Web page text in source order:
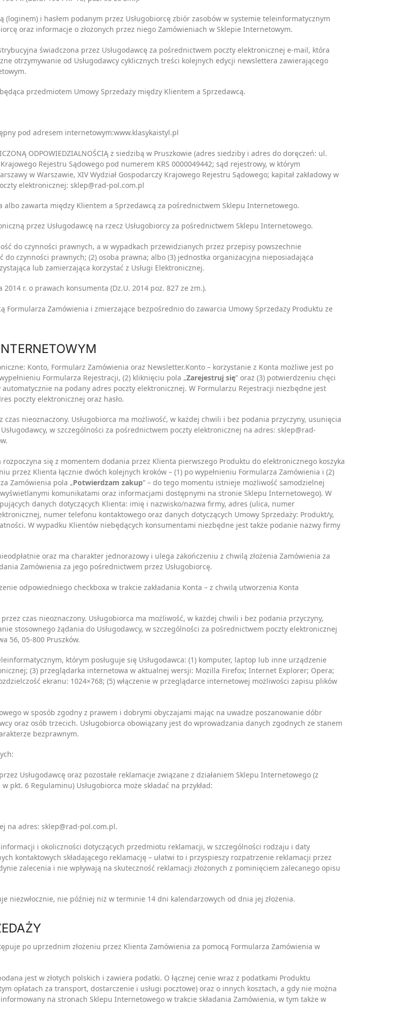
(loginem) i hasłem podanym przez Usługobiorcę zbiór zasobów w systemie teleinformatycznym
oraz informacje o złożonych przez niego Zamówieniach w Sklepie Internetowym.
świadczona przez Usługodawcę za pośrednictwem poczty elektronicznej e-mail, która
otrzymywanie od Usługodawcy cyklicznych treści kolejnych edycji newslettera zawierającego
przedmiotem Umowy Sprzedaży między Klientem a Sprzedawcą.
pod adresem internetowym:www.klasykaistyl.pl
ODPOWIEDZIALNOŚCIĄ z siedzibą w Pruszkowie (adres siedziby i adres do doręczeń: ul.
Rejestru Sądowego pod numerem KRS 0000049442; sąd rejestrowy, w którym
w Warszawie, XIV Wydział Gospodarczy Krajowego Rejestru Sądowego; kapitał zakładowy w
elektronicznej: sklep@rad-pol.com.pl
albo zawarta między Klientem a Sprzedawcą za pośrednictwem Sklepu Internetowego.
przez Usługodawcę na rzecz Usługobiorcy za pośrednictwem Sklepu Internetowego.
do czynności prawnych, a w wypadkach przewidzianych przez przepisy powszechnie
czynności prawnych; (2) osoba prawna; albo (3) jednostka organizacyjna nieposiadająca
lub zamierzająca korzystać z Usługi Elektronicznej.
r. o prawach konsumenta (Dz.U. 2014 poz. 827 ze zm.).
Formularza Zamówienia i zmierzające bezpośrednio do zawarcia Umowy Sprzedaży Produktu ze
Konto, Formularz Zamówienia oraz Newsletter.Konto – korzystanie z Konta możliwe jest po
Formularza Rejestracji, (2) kliknięciu pola „Zarejestruj się” oraz (3) potwierdzeniu chęci
na podany adres poczty elektronicznej. W Formularzu Rejestracji niezbędne jest
poczty elektronicznej oraz hasło.
nieoznaczony. Usługobiorca ma możliwość, w każdej chwili i bez podania przyczyny, usunięcia
w szczególności za pośrednictwem poczty elektronicznej na adres: sklep@rad-
się z momentem dodania przez Klienta pierwszego Produktu do elektronicznego koszyka
przez Klienta łącznie dwóch kolejnych kroków – (1) po wypełnieniu Formularza Zamówienia i (2)
Zamówienia pola „Potwierdzam zakup” – do tego momentu istnieje możliwość samodzielnej
komunikatami oraz informacjami dostępnymi na stronie Sklepu Internetowego). W
danych dotyczących Klienta: imię i nazwisko/nazwa firmy, adres (ulica, numer
numer telefonu kontaktowego oraz danych dotyczących Umowy Sprzedaży: Produkt/y,
W wypadku Klientów niebędących konsumentami niezbędne jest także podanie nazwy firmy
oraz ma charakter jednorazowy i ulega zakończeniu z chwilą złożenia Zamówienia za
Zamówienia za jego pośrednictwem przez Usługobiorcę.
odpowiedniego checkboxa w trakcie zakładania Konta – z chwilą utworzenia Konta
czas nieoznaczony. Usługobiorca ma możliwość, w każdej chwili i bez podania przyczyny,
stosownego żądania do Usługodawcy, w szczególności za pośrednictwem poczty elektronicznej
56, 05-800 Pruszków.
którym posługuje się Usługodawca: (1) komputer, laptop lub inne urządzenie
(3) przeglądarka internetowa w aktualnej wersji: Mozilla Firefox; Internet Explorer; Opera;
ekranu: 1024×768; (5) włączenie w przeglądarce internetowej możliwości zapisu plików
w sposób zgodny z prawem i dobrymi obyczajami mając na uwadze poszanowanie dóbr
oraz osób trzecich. Usługobiorca obowiązany jest do wprowadzania danych zgodnych ze stanem
bezprawnym.
Usługodawcę oraz pozostałe reklamacje związane z działaniem Sklepu Internetowego (z
pkt. 6 Regulaminu) Usługobiorca może składać na przykład:
na adres: sklep@rad-pol.com.pl.
i okoliczności dotyczących przedmiotu reklamacji, w szczególności rodzaju i daty
kontaktowych składającego reklamację – ułatwi to i przyspieszy rozpatrzenie reklamacji przez
zalecenia i nie wpływają na skuteczność reklamacji złożonych z pominięciem zalecanego opisu
niezwłocznie, nie później niż w terminie 14 dni kalendarzowych od dnia jej złożenia.
po uprzednim złożeniu przez Klienta Zamówienia za pomocą Formularza Zamówienia w
jest w złotych polskich i zawiera podatki. O łącznej cenie wraz z podatkami Produktu
opłatach za transport, dostarczenie i usługi pocztowe) oraz o innych kosztach, a gdy nie można
na stronach Sklepu Internetowego w trakcie składania Zamówienia, w tym także w